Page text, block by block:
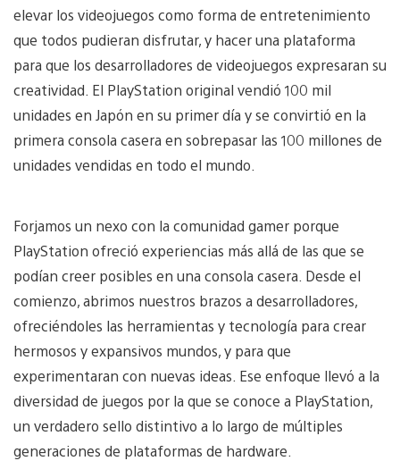
elevar los videojuegos como forma de entretenimiento
que todos pudieran disfrutar, y hacer una plataforma
para que los desarrolladores de videojuegos expresaran su
creatividad. El PlayStation original vendió 100 mil
unidades en Japón en su primer día y se convirtió en la
primera consola casera en sobrepasar las 100 millones de
unidades vendidas en todo el mundo.
Forjamos un nexo con la comunidad gamer porque
PlayStation ofreció experiencias más allá de las que se
podían creer posibles en una consola casera. Desde el
comienzo, abrimos nuestros brazos a desarrolladores,
ofreciéndoles las herramientas y tecnología para crear
hermosos y expansivos mundos, y para que
experimentaran con nuevas ideas. Ese enfoque llevó a la
diversidad de juegos por la que se conoce a PlayStation,
un verdadero sello distintivo a lo largo de múltiples
generaciones de plataformas de hardware.